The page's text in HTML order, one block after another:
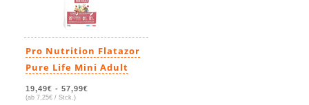
Pro Nutrition Flatazor
Pure Life Mini Adult
19,49€ - 57,99€
(ab 7,25€ / Stck.)